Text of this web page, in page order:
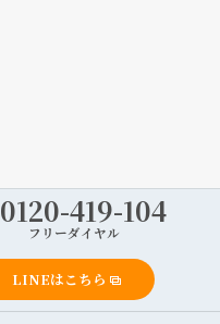
0120-419-104
フリーダイヤル
LINEはこちら